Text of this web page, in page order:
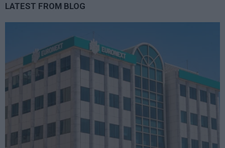
LATEST FROM BLOG